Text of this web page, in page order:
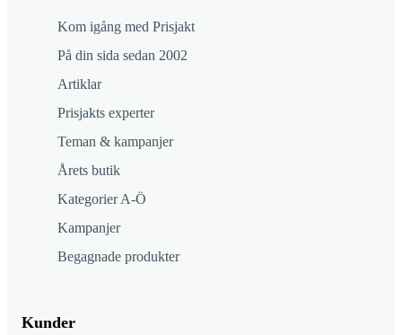
Kom igång med Prisjakt
På din sida sedan 2002
Artiklar
Prisjakts experter
Teman & kampanjer
Årets butik
Kategorier A-Ö
Kampanjer
Begagnade produkter
Kunder